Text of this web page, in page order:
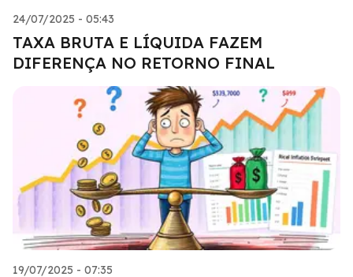
24/07/2025 - 05:43
TAXA BRUTA E LÍQUIDA FAZEM
DIFERENÇA NO RETORNO FINAL
19/07/2025 - 07:35